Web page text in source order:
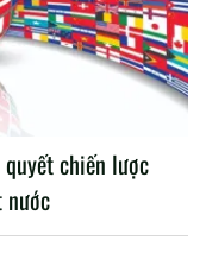
chiến lược
nước